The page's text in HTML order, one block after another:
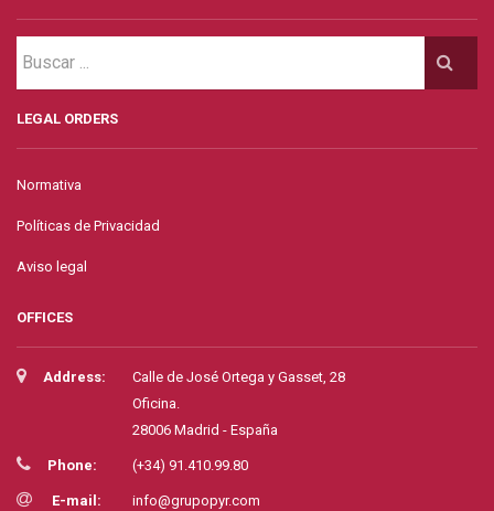
LEGAL ORDERS
Normativa
Políticas de Privacidad
Aviso legal
OFFICES
Address:
Calle de José Ortega y Gasset, 28
Oficina.
28006 Madrid - España
Phone: (+34) 91.410.99.80
E-mail: info@grupopyr.com